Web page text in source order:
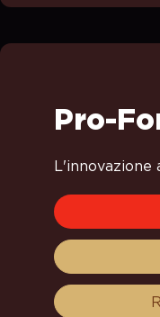
Pro-
L'innovazione